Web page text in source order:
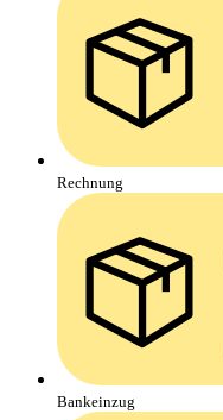
Rechnung
Bankeinzug